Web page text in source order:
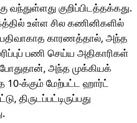
வந்துள்ளது குறிப்பிடத்தக்கது.
உள்ள சில கணினிகளில்
பதிவாகாத காரணத்தால், அந்த
பணி செய்ய அதிகாரிகள்
அந்த முக்கியக்
10-க்கும் மேற்பட்ட ஹார்ட்
திருடப்பட்டிருப்பது